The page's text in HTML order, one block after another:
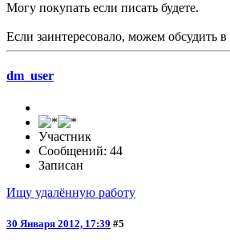
Могу покупать если писать будете.
Если заинтересовало, можем обсудить в
dm_user
Участник
Сообщений: 44
Записан
Ищу удалённую работу
30 Января 2012, 17:39 #5